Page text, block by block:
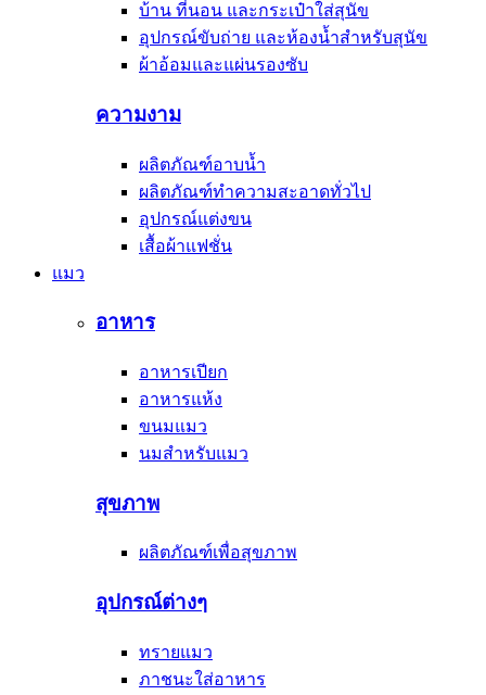
บ้าน ที่นอน และกระเป๋าใส่สุนัข
อุปกรณ์ขับถ่าย และห้องน้ำสำหรับสุนัข
ผ้าอ้อมและแผ่นรองซับ
ความงาม
ผลิตภัณฑ์อาบน้ำ
ผลิตภัณฑ์ทำความสะอาดทั่วไป
อุปกรณ์แต่งขน
เสื้อผ้าแฟชั่น
แมว
อาหาร
อาหารเปียก
อาหารแห้ง
ขนมแมว
นมสำหรับแมว
สุขภาพ
ผลิตภัณฑ์เพื่อสุขภาพ
อุปกรณ์ต่างๆ
ทรายแมว
ภาชนะใส่อาหาร